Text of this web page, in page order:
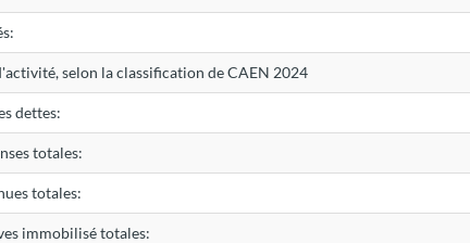
selon la classification de CAEN 2024
dettes:
totales:
totales:
immobilisé totales: